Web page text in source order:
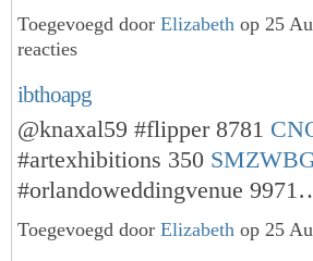
Toegevoegd door Elizabeth op 25
reacties
ibthoapg
@knaxal59 #flipper 8781
#artexhibitions 350
#orlandoweddingvenue
Toegevoegd door Elizabeth op 25